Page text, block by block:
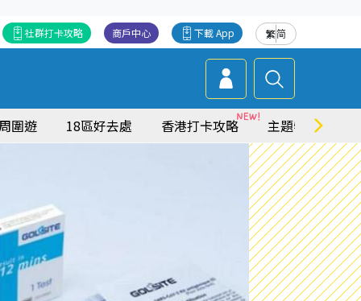
繁简
下載 App
商戶中心
社群打卡攻略
圍遊 18區好去處 香港打卡攻略 主題特集